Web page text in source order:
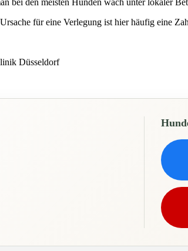
für eine Verlegung ist hier häufig eine
Düsseldorf